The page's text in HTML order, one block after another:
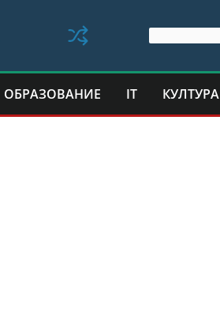
ОБРАЗОВАНИЕ IT КУЛТУРА